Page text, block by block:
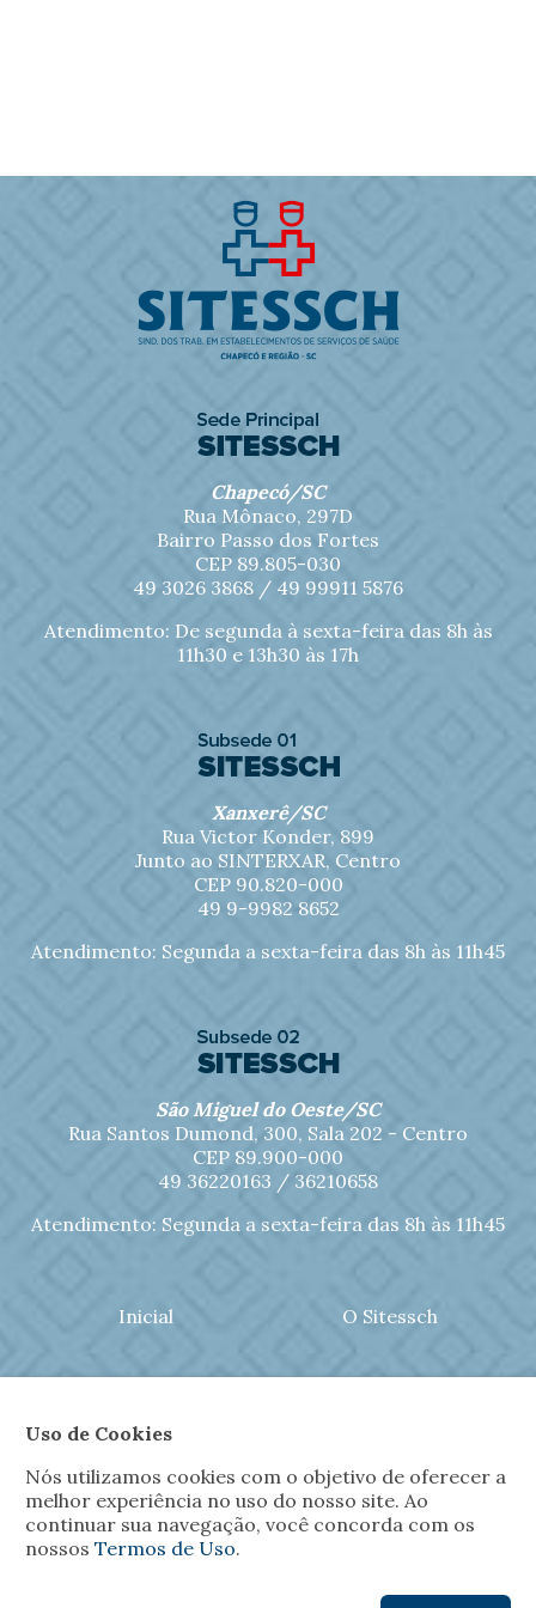
Chapecó/SC
Rua Mônaco, 297D
Bairro Passo dos Fortes
CEP 89.805-030
49 3026 3868 / 49 99911 5876
Atendimento: De segunda à sexta-feira das 8h às
11h30 e 13h30 às 17h
Xanxerê/SC
Rua Victor Konder, 899
Junto ao SINTERXAR, Centro
CEP 90.820-000
49 9-9982 8652
Atendimento: Segunda a sexta-feira das 8h às 11h45
São Miguel do Oeste/SC
Rua Santos Dumond, 300, Sala 202 - Centro
CEP 89.900-000
49 36220163 / 36210658
Atendimento: Segunda a sexta-feira das 8h às 11h45
Inicial O Sitessch
Convênios
Fotos Contato
Uso de Cookies
Nós utilizamos cookies com o objetivo de oferecer a
melhor experiência no uso do nosso site. Ao
continuar sua navegação, você concorda com os
nossos Termos de Uso.